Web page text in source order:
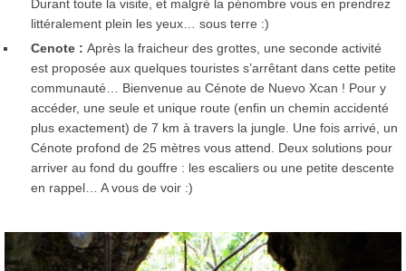
Durant toute la visite, et malgré la pénombre vous en prendrez
littéralement plein les yeux… sous terre :)
Cenote : Après la fraicheur des grottes, une seconde activité
est proposée aux quelques touristes s’arrêtant dans cette petite
communauté… Bienvenue au Cénote de Nuevo Xcan ! Pour y
accéder, une seule et unique route (enfin un chemin accidenté
plus exactement) de 7 km à travers la jungle. Une fois arrivé, un
Cénote profond de 25 mètres vous attend. Deux solutions pour
arriver au fond du gouffre : les escaliers ou une petite descente
en rappel… A vous de voir :)